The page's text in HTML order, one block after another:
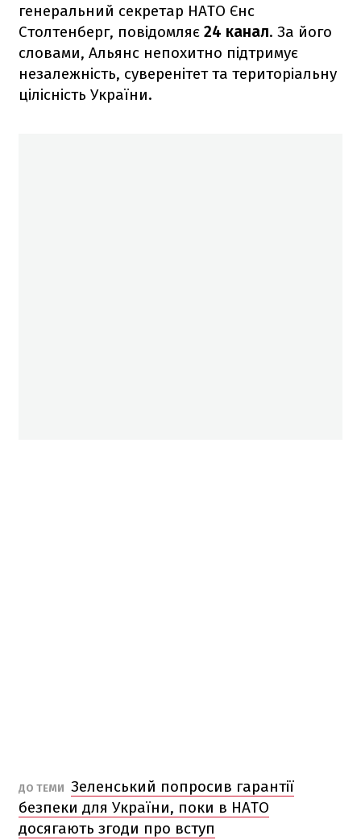
генеральний секретар НАТО Єнс
Столтенберг, повідомляє 24 канал. За його
словами, Альянс непохитно підтримує
незалежність, суверенітет та територіальну
цілісність України.
ДО ТЕМИ Зеленський попросив гарантії
безпеки для України, поки в НАТО
досягають згоди про вступ